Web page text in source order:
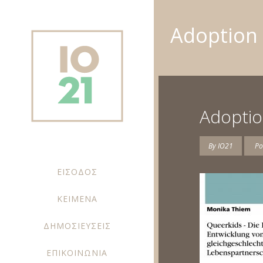
ΕΙΣΟΔΟΣ
ΚΕΙΜΕΝΑ
ΔΗΜΟΣΙΕΥΣΕΙΣ
ΕΠΙΚΟΙΝΩΝΙΑ
Adoption
ByIO21